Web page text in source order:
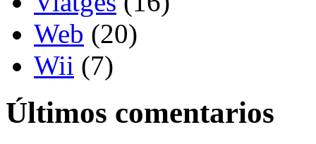
Web (20)
Wii (7)
Últimos comentarios